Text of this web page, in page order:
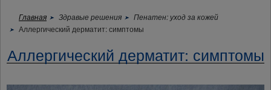
Главная Здравые решения
Пенатен: уход за кожей
Аллергический дерматит: симптомы
Аллергический дерматит: симптомы